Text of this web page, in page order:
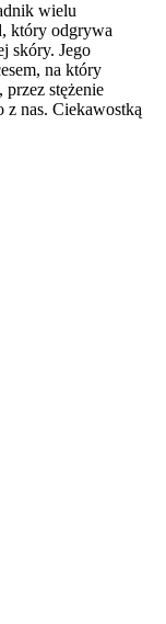
wielu
który odgrywa
skóry. Jego
na który
stężenie
z nas. Ciekawostką